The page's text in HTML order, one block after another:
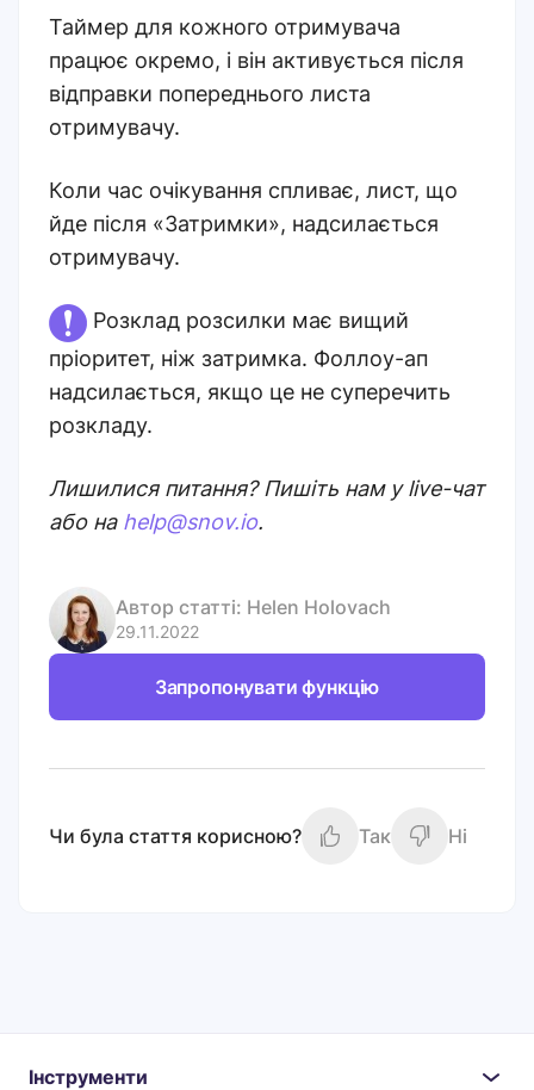
Таймер для кожного отримувача
працює окремо, і він активується після
відправки попереднього листа
отримувачу.
Коли час очікування спливає, лист, що
йде після «Затримки», надсилається
отримувачу.
Розклад розсилки має вищий
пріоритет, ніж затримка. Фоллоу-ап
надсилається, якщо це не суперечить
розкладу.
Лишилися питання? Пишіть нам у live-чат
або на help@snov.io.
Автор статті: Helen Holovach
29.11.2022
Запропонувати функцію
Чи була стаття корисною? Так Ні
Інструменти